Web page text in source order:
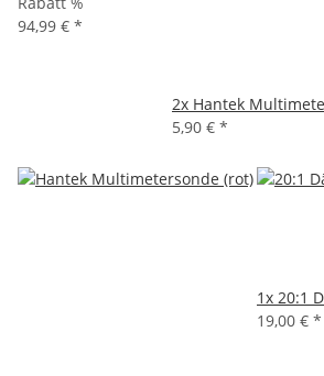
94,99 € *
2x Hantek
5,90 € *
1x 20:1
19,00 € *